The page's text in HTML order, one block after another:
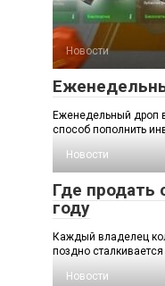
Новости
Еженедельный дроп
способ пополнить
Новости
Где продать
году
Каждый владелец
поздно
Новости